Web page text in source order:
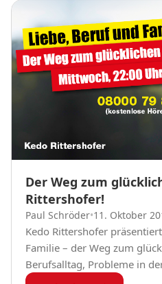
Der Weg zum
Rittershofer!
Paul Schröder•11. Oktober
Kedo Rittershofer
Familie – der Weg zum
Berufsalltag, Probleme in
Beziehung? Jetzt den